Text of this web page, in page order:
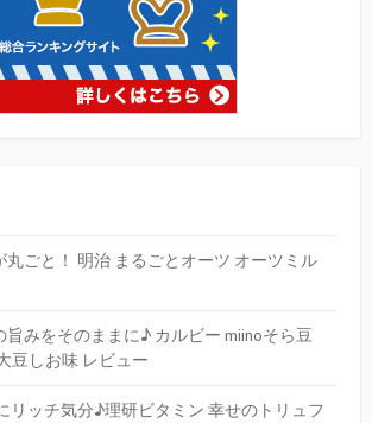
丸ごと！ 明治 まるごとオーツ オーツミル
旨みをそのままに♪ カルビー miinoそら豆
豆しお味 レビュー
リッチ気分♪理研ビタミン 幸せのトリュフ